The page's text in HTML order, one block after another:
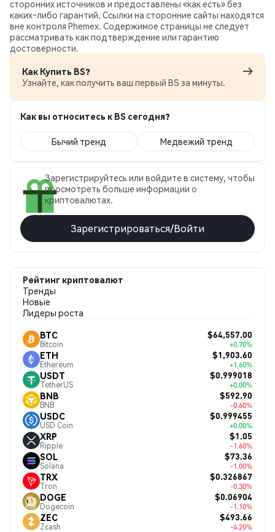
сторонних источников и предоставлены «как есть» без
каких‑либо гарантий. Ссылки на сторонние сайты находятся
вне контроля Phemex. Содержимое страницы не следует
рассматривать как подтверждение или гарантию
достоверности.
Как Купить BS?
Узнайте, как получить ваш первый BS за минуты.
Как вы относитесь к BS сегодня?
Бычий тренд Медвежий тренд
Зарегистрируйтесь или войдите в систему, чтобы
просмотреть больше информации о
криптовалютах.
Зарегистрироваться/Войти
Рейтинг криптовалют
Тренды
Новые
Лидеры роста
BTC
Bitcoin
$64,557.00
+0.70%
ETH
Ethereum
$1,903.60
+1.60%
USDT
TetherUS
$0.999018
+0.00%
BNB
BNB
$592.90
-0.60%
USDC
USD Coin
$0.999455
+0.00%
XRP
Ripple
$1.05
-1.60%
SOL
Solana
$73.36
-1.00%
TRX
Tron
$0.326867
-0.30%
DOGE
Dogecoin
$0.06904
-1.10%
ZEC
Zcash
$493.66
-4.20%